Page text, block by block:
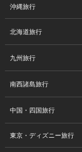
沖縄旅行
北海道旅行
九州旅行
南西諸島旅行
中国・四国旅行
東京・ディズニー旅行